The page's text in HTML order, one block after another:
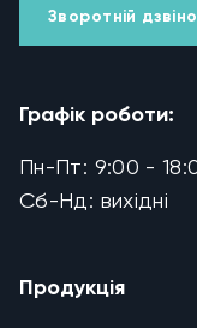
Зворотній
Графік роботи:
Пн-Пт: 9:00 -
Сб-Нд: вихідні
Продукція